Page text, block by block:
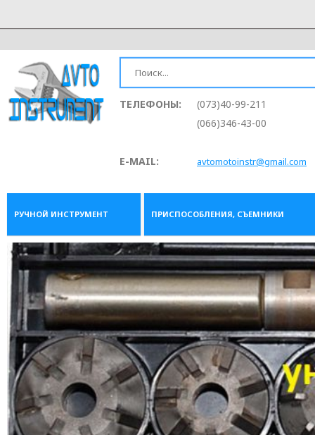
ТЕЛЕФОНЫ:
(073)40-99-211
(066)346-43-00
E-MAIL: avtomotoinstr@gmail.com
РУЧНОЙ ИНСТРУМЕНТ ПРИСПОСОБЛЕНИЯ, СЪЕМНИКИ